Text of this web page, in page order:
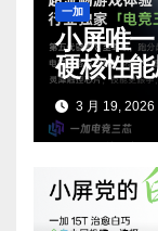
一加
小屏唯
硬核性
3 月 19, 2026